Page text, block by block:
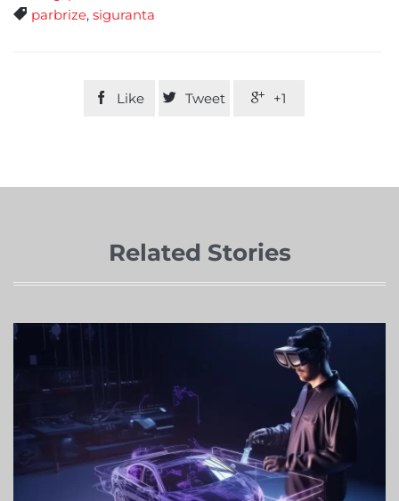
 Tags
parbrize, siguranta
 Like  Tweet  +1
Related Stories